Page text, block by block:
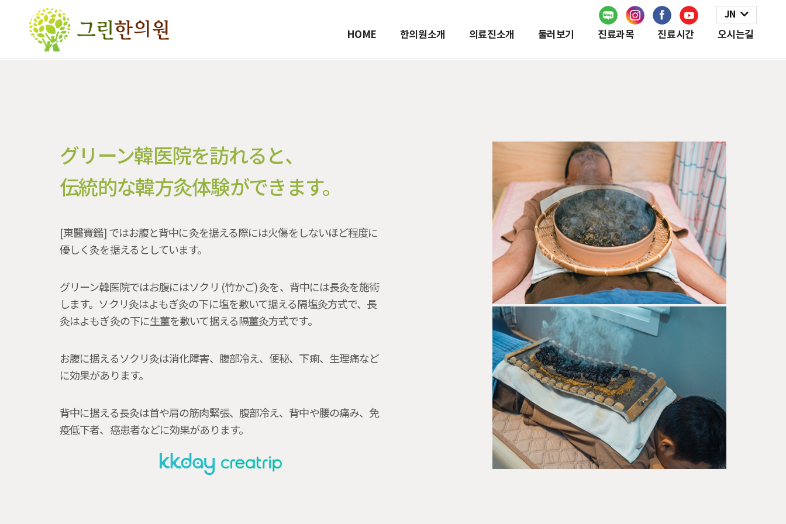
JN
HOME 한의원소개 의료진소개 둘러보기 진료과목 진료시간 오시는길
グリーン韓医院を訪れると、
伝統的な韓方灸体験ができます。
[東醫寶鑑] ではお腹と背中に灸を据える際には火傷をしないほど程度に
優しく灸を据えるとしています。
グリーン韓医院ではお腹にはソクリ (竹かご) 灸を、背中には長灸を施術
します。ソクリ灸はよもぎ灸の下に塩を敷いて据える隔塩灸方式で、長
灸はよもぎ灸の下に生薑を敷いて据える隔薑灸方式です。
お腹に据えるソクリ灸は消化障害、腹部冷え、便秘、下痢、生理痛など
に効果があります。
背中に据える長灸は首や肩の筋肉緊張、腹部冷え、背中や腰の痛み、免
疫低下者、癌患者などに効果があります。